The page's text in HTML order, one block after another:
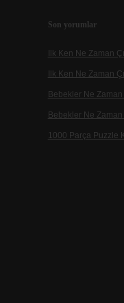
Son yorumlar
Ilk Ken Ne Zaman
Ilk Ken Ne Zaman
Bebekler Ne Zaman
Bebekler Ne Zaman
1000 Parça Puzzle